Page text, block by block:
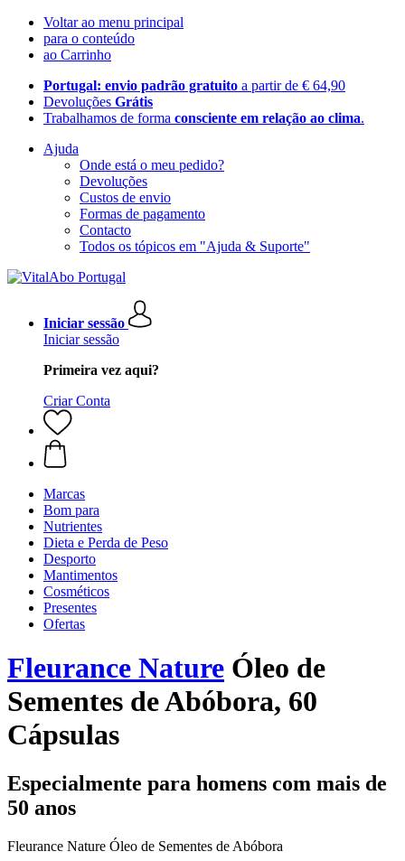
Voltar ao menu principal
para o conteúdo
ao Carrinho
Portugal: envio padrão gratuito a partir de € 64,90
Devoluções Grátis
Trabalhamos de forma consciente em relação ao clima.
Ajuda
Onde está o meu pedido?
Devoluções
Custos de envio
Formas de pagamento
Contacto
Todos os tópicos em "Ajuda & Suporte"
Iniciar sessão
Iniciar sessão
Primeira vez aqui?
Criar Conta
Marcas
Bom para
Nutrientes
Dieta e Perda de Peso
Desporto
Mantimentos
Cosméticos
Presentes
Ofertas
Fleurance Nature Óleo de
Sementes de Abóbora, 60
Cápsulas
Especialmente para homens com mais de
50 anos
Fleurance Nature Óleo de Sementes de Abóbora